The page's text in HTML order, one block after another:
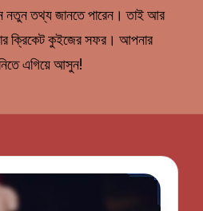
নতুন তথ্য জানতে পারেন। তাই আর
ক্রিকেট কুইজের সফর। আপনার
এগিয়ে আসুন!